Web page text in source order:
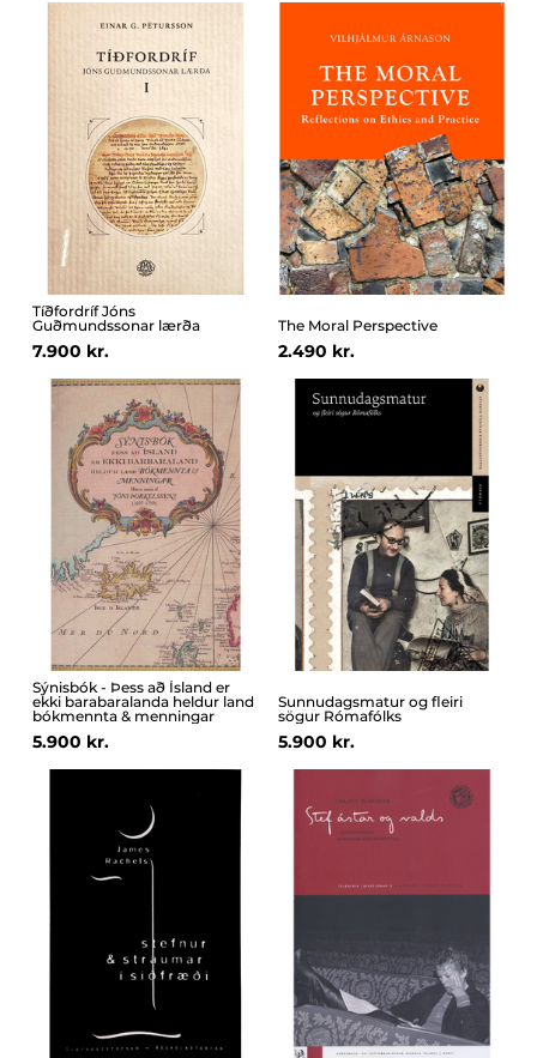
Tíðfordríf Jóns
Guðmundssonar lærða
7.900 kr.
The Moral Perspective
2.490 kr.
Sýnisbók - Þess að Ísland er
ekki barabaralanda heldur land
bókmennta & menningar
5.900 kr.
Sunnudagsmatur og fleiri
sögur Rómafólks
5.900 kr.